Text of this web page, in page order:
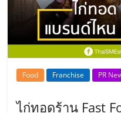
ลงทุน
และ
ขยาย
Food Franchise PR
ไก่ทอดร้าน Fast